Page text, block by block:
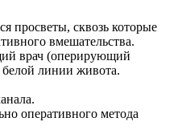
просветы, сквозь которые
вмешательства.
врач (оперирующий
белой линии живота.
оперативного метода